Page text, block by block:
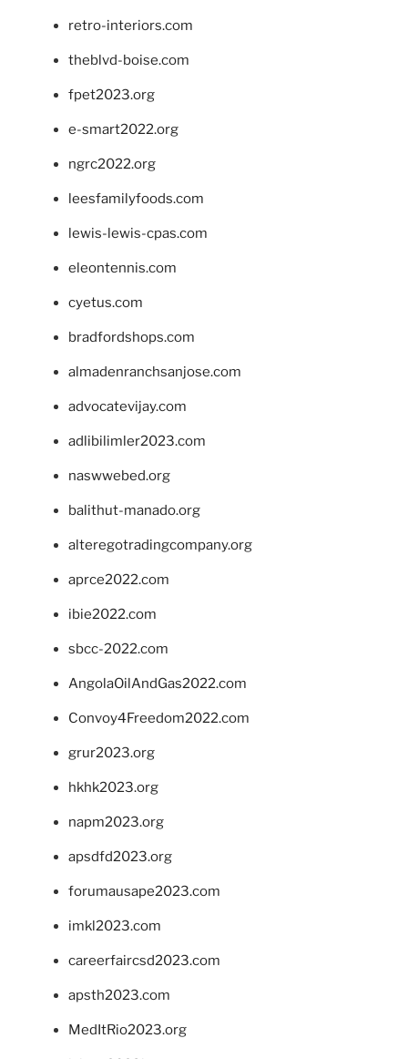
retro-interiors.com
theblvd-boise.com
fpet2023.org
e-smart2022.org
ngrc2022.org
leesfamilyfoods.com
lewis-lewis-cpas.com
eleontennis.com
cyetus.com
bradfordshops.com
almadenranchsanjose.com
advocatevijay.com
adlibilimler2023.com
naswwebed.org
balithut-manado.org
alteregotradingcompany.org
aprce2022.com
ibie2022.com
sbcc-2022.com
AngolaOilAndGas2022.com
Convoy4Freedom2022.com
grur2023.org
hkhk2023.org
napm2023.org
apsdfd2023.org
forumausape2023.com
imkl2023.com
careerfaircsd2023.com
apsth2023.com
MedItRio2023.org